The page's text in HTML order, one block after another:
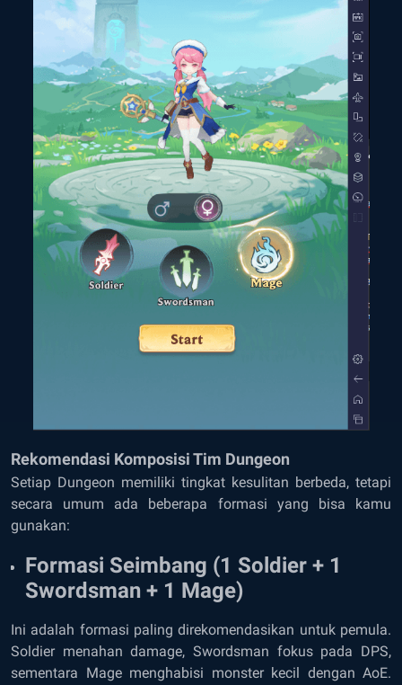
Rekomendasi Komposisi Tim Dungeon
Setiap Dungeon memiliki tingkat kesulitan berbeda, tetapi
secara umum ada beberapa formasi yang bisa kamu
gunakan:
Formasi Seimbang (1 Soldier + 1
Swordsman + 1 Mage)
Ini adalah formasi paling direkomendasikan untuk pemula.
Soldier menahan damage, Swordsman fokus pada DPS,
sementara Mage menghabisi monster kecil dengan AoE.